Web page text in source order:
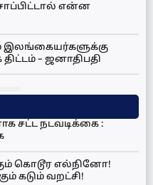
என்ன
இலங்கையர்களுக்கு
– ஜனாதிபதி
சட்ட நடவடிக்கை :
கொடூர எல்நினோ!
கடும் வறட்சி!